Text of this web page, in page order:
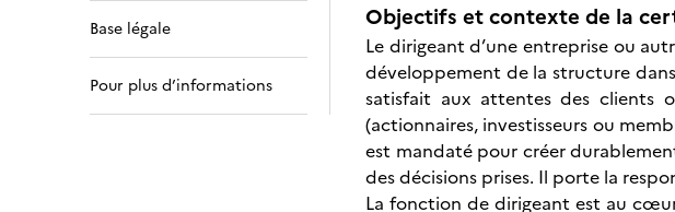
Base légale
Pour plus d’informations
Objectifs et contexte de la
Le dirigeant d’une entreprise ou
développement de la structure
satisfait aux attentes des clients
(actionnaires, investisseurs ou
est mandaté pour créer
des décisions prises. Il porte la
La fonction de dirigeant est au